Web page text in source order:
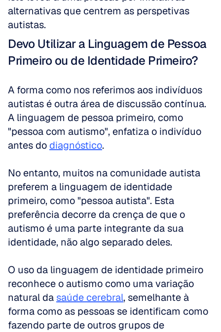
alternativas que centrem as perspetivas
autistas.
Devo Utilizar a Linguagem de Pessoa
Primeiro ou de Identidade Primeiro?
A forma como nos referimos aos indivíduos
autistas é outra área de discussão contínua.
A linguagem de pessoa primeiro, como
"pessoa com autismo", enfatiza o indivíduo
antes do diagnóstico.
No entanto, muitos na comunidade autista
preferem a linguagem de identidade
primeiro, como "pessoa autista". Esta
preferência decorre da crença de que o
autismo é uma parte integrante da sua
identidade, não algo separado deles.
O uso da linguagem de identidade primeiro
reconhece o autismo como uma variação
natural da saúde cerebral, semelhante à
forma como as pessoas se identificam como
fazendo parte de outros grupos de